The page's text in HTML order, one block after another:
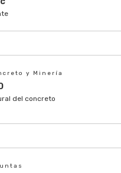
y Minería
del concreto